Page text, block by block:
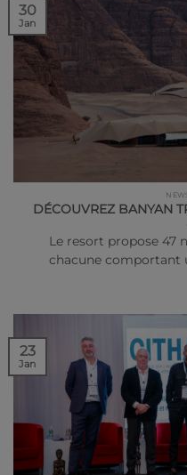
DÉCOUVREZ BANYAN
Le resort propose 47
chacune comportant
30
Jan
23
Jan